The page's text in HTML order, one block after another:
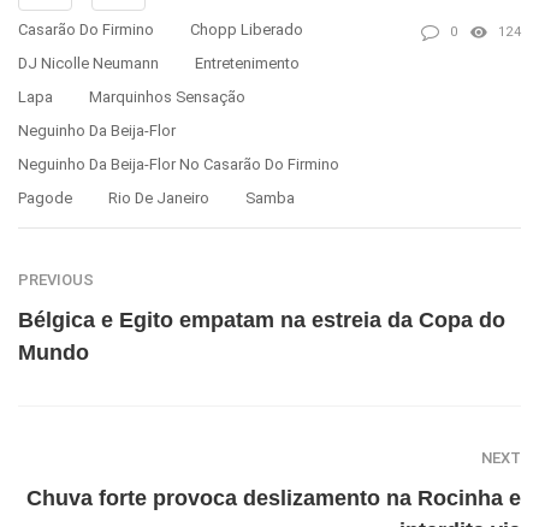
Casarão Do Firmino
Chopp Liberado
DJ Nicolle Neumann
Entretenimento
Lapa
Marquinhos Sensação
Neguinho Da Beija-Flor
Neguinho Da Beija-Flor No Casarão Do Firmino
Pagode
Rio De Janeiro Samba
0 124
PREVIOUS
Bélgica e Egito empatam na estreia da Copa do
Mundo
NEXT
Chuva forte provoca deslizamento na Rocinha e